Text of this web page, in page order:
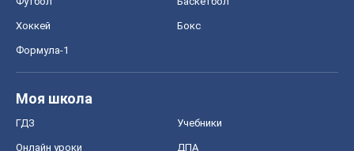
Хоккей Бокс
Формула-1
Моя школа
ГДЗ Учебники
Онлайн уроки ДПА